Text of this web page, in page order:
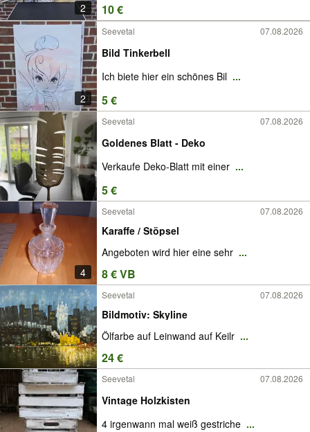
2 10 €
2
Seevetal 07.08.2026
Bild Tinkerbell
Ich biete hier ein schönes Bil ...
5 €
Seevetal 07.08.2026
Goldenes Blatt - Deko
Verkaufe Deko-Blatt mit einer ...
5 €
4
Seevetal 07.08.2026
Karaffe / Stöpsel
Angeboten wird hier eine sehr ...
8 € VB
Seevetal 07.08.2026
Bildmotiv: Skyline
Ölfarbe auf Leinwand auf Keilr ...
24 €
Seevetal 07.08.2026
Vintage Holzkisten
4 irgenwann mal weiß gestriche ...